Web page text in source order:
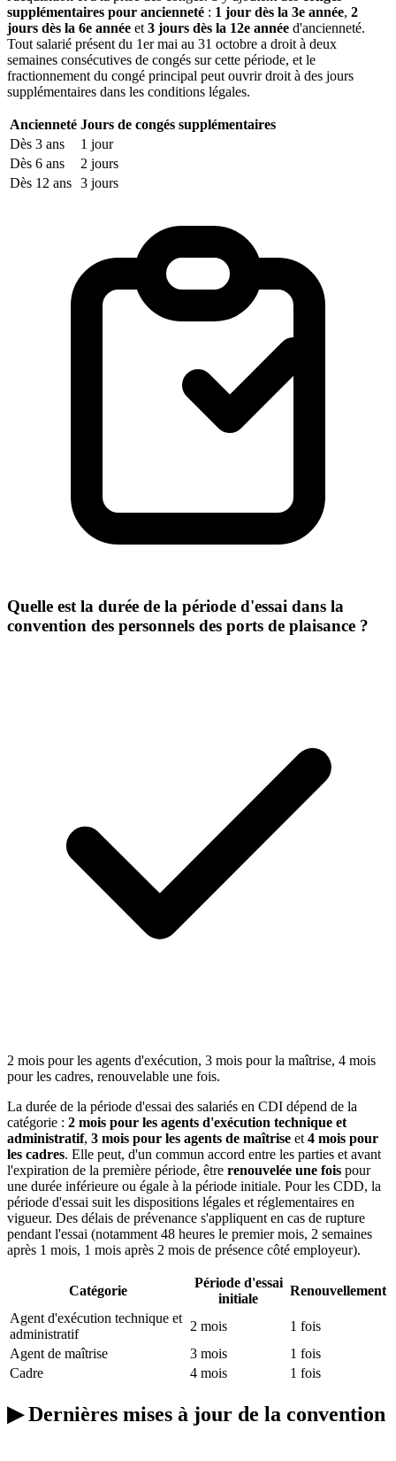
supplémentaires pour ancienneté : 1 jour dès la 3e année, 2
jours dès la 6e année et 3 jours dès la 12e année d'ancienneté.
Tout salarié présent du 1er mai au 31 octobre a droit à deux
semaines consécutives de congés sur cette période, et le
fractionnement du congé principal peut ouvrir droit à des jours
supplémentaires dans les conditions légales.
Ancienneté Jours de congés supplémentaires
Dès 3 ans
1 jour
Dès 6 ans
2 jours
Dès 12 ans 3 jours
Quelle est la durée de la période d'essai dans la
convention des personnels des ports de plaisance ?
2 mois pour les agents d'exécution, 3 mois pour la maîtrise, 4 mois
pour les cadres, renouvelable une fois.
La durée de la période d'essai des salariés en CDI dépend de la
catégorie : 2 mois pour les agents d'exécution technique et
administratif, 3 mois pour les agents de maîtrise et 4 mois pour
les cadres. Elle peut, d'un commun accord entre les parties et avant
l'expiration de la première période, être renouvelée une fois pour
une durée inférieure ou égale à la période initiale. Pour les CDD, la
période d'essai suit les dispositions légales et réglementaires en
vigueur. Des délais de prévenance s'appliquent en cas de rupture
pendant l'essai (notamment 48 heures le premier mois, 2 semaines
après 1 mois, 1 mois après 2 mois de présence côté employeur).
Catégorie
Période d'essai
initiale
Renouvellement
Agent d'exécution technique et
administratif
2 mois
1 fois
Agent de maîtrise
3 mois
1 fois
Cadre
4 mois 1 fois
▶Dernières mises à jour de la convention